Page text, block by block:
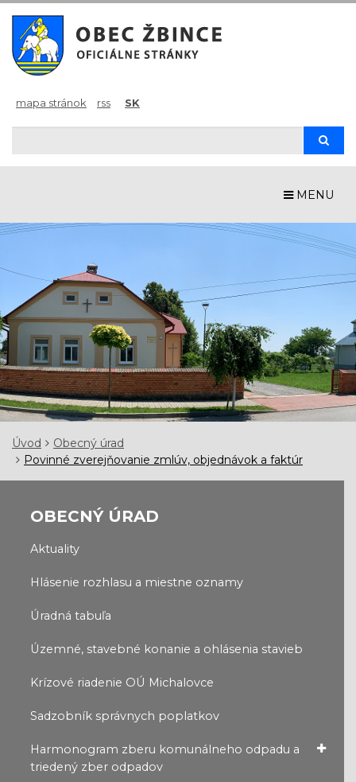
mapa stránok rss SK
MENU
Úvod
Obecný úrad
Povinné zverejňovanie zmlúv, objednávok a faktúr
OBECNÝ ÚRAD
Aktuality
Hlásenie rozhlasu a miestne oznamy
Úradná tabuľa
Územné, stavebné konanie a ohlásenia stavieb
Krízové riadenie OÚ Michalovce
Sadzobník správnych poplatkov
Harmonogram zberu komunálneho odpadu a
triedený zber odpadov